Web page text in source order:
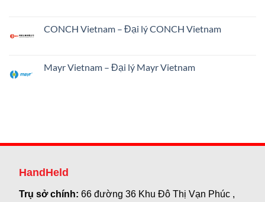
CONCH Vietnam – Đại lý CONCH Vietnam
Mayr Vietnam – Đại lý Mayr Vietnam
HandHeld
Trụ sở chính:66 đường 36 Khu Đô Thị Vạn Phúc ,